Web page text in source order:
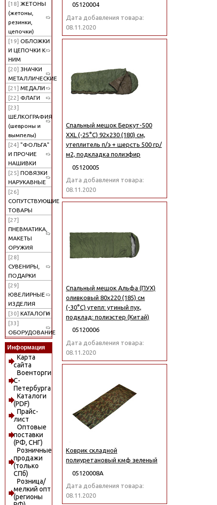
[18] ЖЕТОНЫ
(жетоны,
резинки,
цепочки)
[19] ОБЛОЖКИ
И ЦЕПОЧКИ К
НИМ
[20] ЗНАЧКИ
МЕТАЛЛИЧЕСКИЕ
[21] МЕДАЛИ
[22] ФЛАГИ
[23]
ШЕЛКОГРАФИЯ
(шевроны и
вымпелы)
[24] "ФОЛЬГА"
И ПРОЧИЕ
НАШИВКИ
[25] ПОВЯЗКИ
НАРУКАВНЫЕ
[26]
СОПУТСТВУЮЩИЕ
ТОВАРЫ
[27]
ПНЕВМАТИКА,
МАКЕТЫ
ОРУЖИЯ
[28]
СУВЕНИРЫ,
ПОДАРКИ
[29]
ЮВЕЛИРНЫЕ
ИЗДЕЛИЯ
[30] КАТАЛОГИ
[33]
ОБОРУДОВАНИЕ
Информация
Карта
сайта
Военторги
С-
Петербурга
Каталоги
(PDF)
Прайс-
лист
Оптовые
поставки
(РФ, СНГ)
Розничные
продажи
(только
СПб)
Розница/
мелкий опт
(регионы
05120004
Дата добавления товара:
08.11.2020
Спальный мешок Беркут-500
XXL (-25°C) 92х230 (180) см,
утеплитель п/э + шерсть 500 гр/
м2, подкладка полиэфир
05120005
Дата добавления товара:
08.11.2020
Спальный мешок Альфа (ПУХ)
оливковый 80х220 (185) см
(-30°C) утепл: утиный пух,
подклад: полиэстер (Китай)
05120006
Дата добавления товара:
08.11.2020
Коврик складной
полиуретановый кмф зеленый
05120008А
Дата добавления товара:
08.11.2020